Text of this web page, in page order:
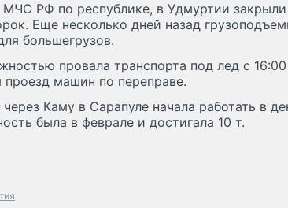
РФ по республике, в Удмуртии закрыли
Еще несколько дней назад
большегрузов.
провала транспорта под лед с 16:00
машин по переправе.
Каму в Сарапуле начала работать в
была в феврале и достигала 10 т.